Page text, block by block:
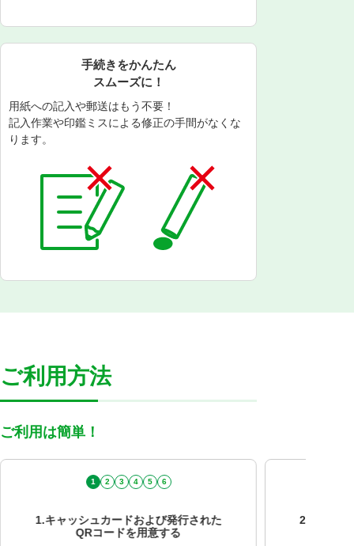
手続きをかんたん
スムーズに！
用紙への記入や郵送はもう不要！
記入作業や印鑑ミスによる修正の手間がなくな
ります。
ご利用方法
ご利用は簡単！
1 2 3 4 5 6
1.キャッシュカードおよび発行された
QRコードを用意する
2.セブン